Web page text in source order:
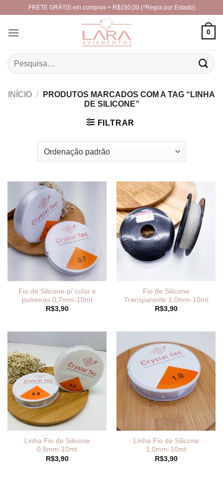
content
FRETE GRÁTIS em compras + R$150,00 (*Regra por Estado)
0
Pesquisar
por:
INÍCIO /
PRODUTOS MARCADOS COM A TAG “LINHA
DE SILICONE”
FILTRAR
Fio de Silicone p/ colar e
pulseiras 0,7mm-10mt
R$3,90
Fio de Silicone
Transparente 1,0mm-10mt
R$3,90
Linha Fio de Silicone
0,8mm-10mt
R$3,90
Linha Fio de Silicone
1,0mm-10mt
R$3,90